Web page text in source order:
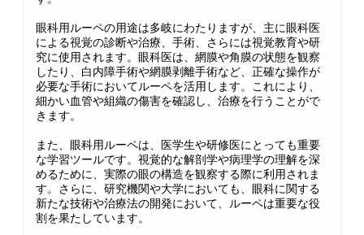
眼科用ルーペの用途は多岐にわたりますが、主に眼科医
による視覚の診断や治療、手術、さらには視覚教育や研
究に使用されます。眼科医は、網膜や角膜の状態を観察
したり、白内障手術や網膜剥離手術など、正確な操作が
必要な手術においてルーペを活用します。これにより、
細かい血管や組織の傷害を確認し、治療を行うことがで
きます。
また、眼科用ルーペは、医学生や研修医にとっても重要
な学習ツールです。視覚的な解剖学や病理学の理解を深
めるために、実際の眼の構造を観察する際に利用されま
す。さらに、研究機関や大学においても、眼科に関する
新たな技術や治療法の開発において、ルーペは重要な役
割を果たしています。